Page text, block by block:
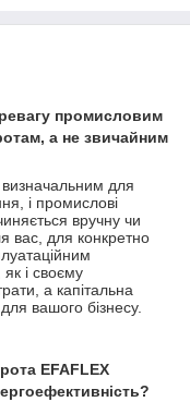
промисловим
а не звичайним
для
і промислові
вручну чи
вас, для конкретно
і своєму
а капітальна
вашого бізнесу.
EFAFLEX